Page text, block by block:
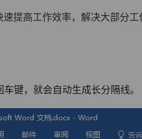
提高工作效率，解决大部分
键，就会自动生成长分隔线。